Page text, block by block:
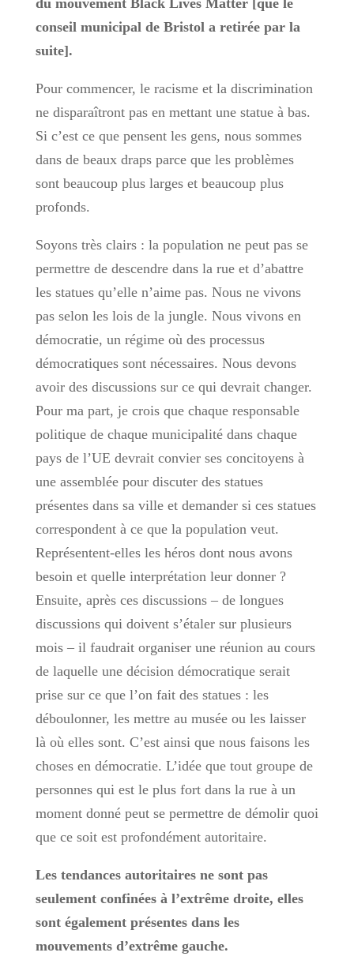
conseil municipal de Bristol a retirée par la
suite].
Pour commencer, le racisme et la discrimination
ne disparaîtront pas en mettant une statue à bas.
Si c’est ce que pensent les gens, nous sommes
dans de beaux draps parce que les problèmes
sont beaucoup plus larges et beaucoup plus
profonds.
Soyons très clairs : la population ne peut pas se
permettre de descendre dans la rue et d’abattre
les statues qu’elle n’aime pas. Nous ne vivons
pas selon les lois de la jungle. Nous vivons en
démocratie, un régime où des processus
démocratiques sont nécessaires. Nous devons
avoir des discussions sur ce qui devrait changer.
Pour ma part, je crois que chaque responsable
politique de chaque municipalité dans chaque
pays de l’UE devrait convier ses concitoyens à
une assemblée pour discuter des statues
présentes dans sa ville et demander si ces statues
correspondent à ce que la population veut.
Représentent-elles les héros dont nous avons
besoin et quelle interprétation leur donner ?
Ensuite, après ces discussions – de longues
discussions qui doivent s’étaler sur plusieurs
mois – il faudrait organiser une réunion au cours
de laquelle une décision démocratique serait
prise sur ce que l’on fait des statues : les
déboulonner, les mettre au musée ou les laisser
là où elles sont. C’est ainsi que nous faisons les
choses en démocratie. L’idée que tout groupe de
personnes qui est le plus fort dans la rue à un
moment donné peut se permettre de démolir quoi
que ce soit est profondément autoritaire.
Les tendances autoritaires ne sont pas
seulement confinées à l’extrême droite, elles
sont également présentes dans les
mouvements d’extrême gauche.